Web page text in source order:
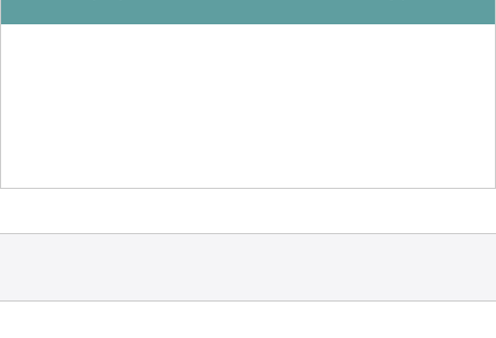
и энергоэффективности, что особенно
Для успешного освоения материала